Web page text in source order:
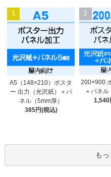
1
A5（148×210）ポスタ
ー 出力（光沢紙）＋パ
ネル（5mm厚）
385円(税込)
2
200×900
＋パネル
1,540
も